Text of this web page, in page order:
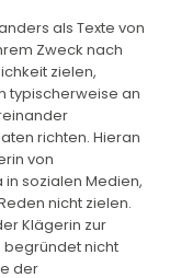
als Texte von
Zweck nach
zielen,
typischerweise an
richten. Hieran
von
sozialen Medien,
nicht zielen.
Klägerin zur
begründet nicht
der